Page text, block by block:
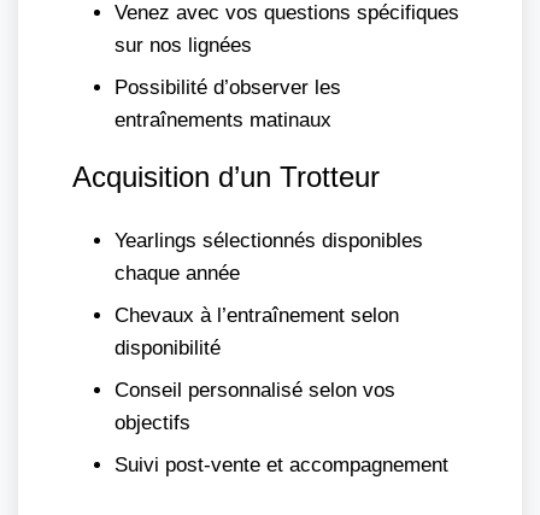
Venez avec vos questions spécifiques
sur nos lignées
Possibilité d’observer les
entraînements matinaux
Acquisition d’un Trotteur
Yearlings sélectionnés disponibles
chaque année
Chevaux à l’entraînement selon
disponibilité
Conseil personnalisé selon vos
objectifs
Suivi post-vente et accompagnement